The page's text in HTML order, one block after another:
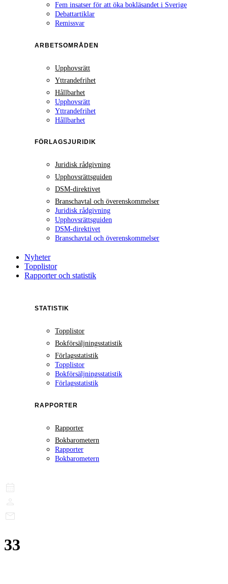
Fem insatser för att öka bokläsandet i Sverige
Debattartiklar
Remissvar
ARBETSOMRÅDEN
Upphovsrätt
Yttrandefrihet
Hållbarhet
Upphovsrätt
Yttrandefrihet
Hållbarhet
FÖRLAGSJURIDIK
Juridisk rådgivning
Upphovsrättsguiden
DSM-direktivet
Branschavtal och överenskommelser
Juridisk rådgivning
Upphovsrättsguiden
DSM-direktivet
Branschavtal och överenskommelser
Nyheter
Topplistor
Rapporter och statistik
STATISTIK
Topplistor
Bokförsäljningsstatistik
Förlagsstatistik
Topplistor
Bokförsäljningsstatistik
Förlagsstatistik
RAPPORTER
Rapporter
Bokbarometern
Rapporter
Bokbarometern
33